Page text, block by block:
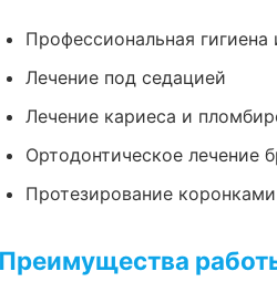
Профессиональная
Лечение под седацией
Лечение кариеса и
Ортодонтическое лечение
Протезирование
Преимущества